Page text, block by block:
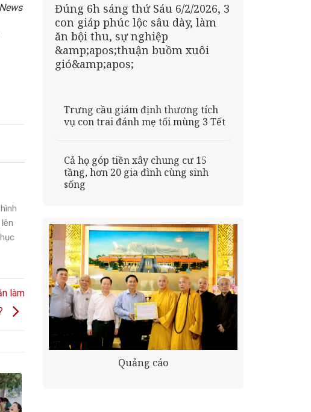
làm
Đúng 6h sáng thứ Sáu 6/2/2026, 3
con giáp phúc lộc sâu dày, làm
ăn bội thu, sự nghiệp
&amp;apos;thuận buồm xuôi
gió&amp;apos;
Trưng cầu giám định thương tích
vụ con trai đánh mẹ tối mùng 3 Tết
Cả họ góp tiền xây chung cư 15
tầng, hơn 20 gia đình cùng sinh
sống
Quảng cáo